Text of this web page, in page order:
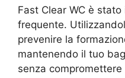
Fast Clear WC è stato
frequente.
prevenire la
mantenendo il tuo
senza